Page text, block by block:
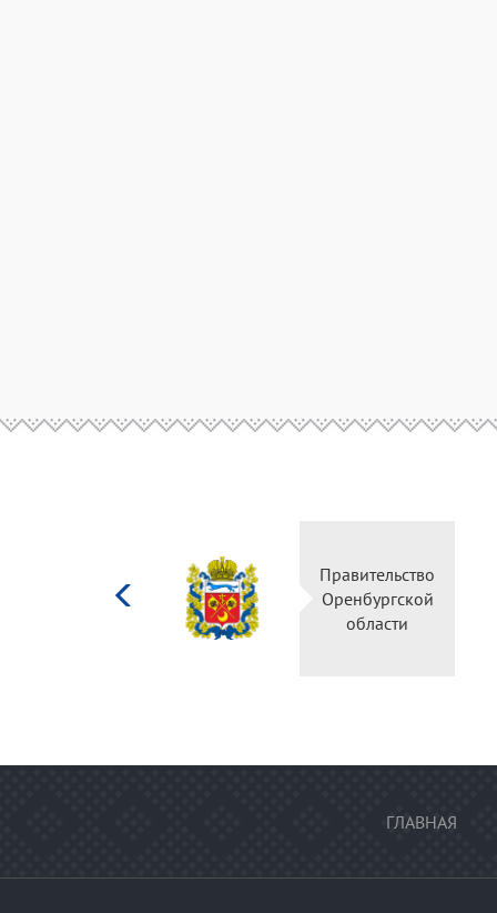
Правительство
Оренбургской
области
ГЛАВНАЯ